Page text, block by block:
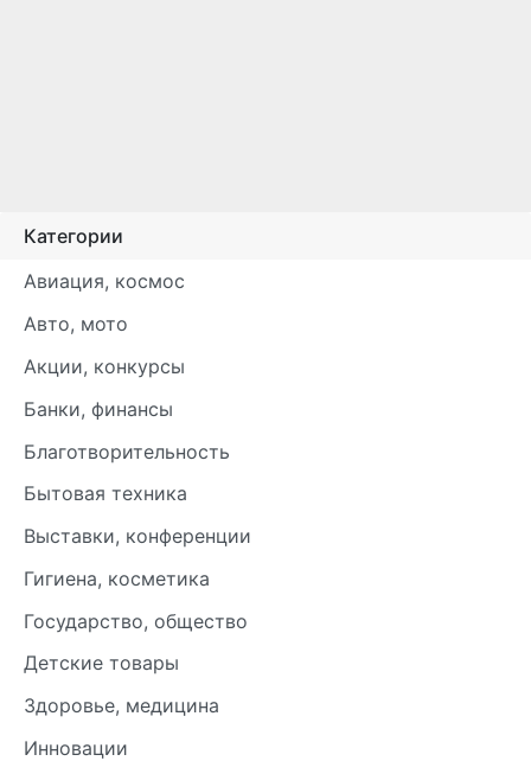
Категории
Авиация, космос
Авто, мото
Акции, конкурсы
Банки, финансы
Благотворительность
Бытовая техника
Выставки, конференции
Гигиена, косметика
Государство, общество
Детские товары
Здоровье, медицина
Инновации